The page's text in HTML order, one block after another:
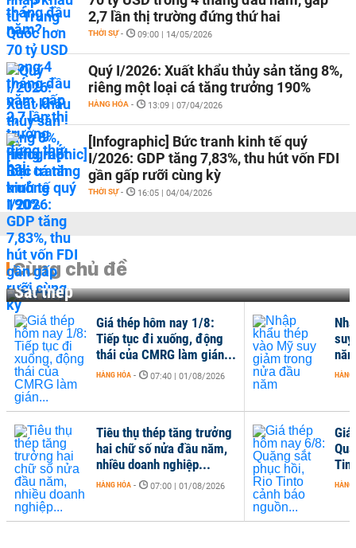
2,7 lần thị trường đứng thứ hai
THỜI SỰ - 09:00 | 14/05/2026
Quý I/2026: Xuất khẩu thủy sản tăng 8%,
riêng một loại cá tăng trưởng 190%
HÀNG HÓA - 13:09 | 07/04/2026
[Infographic] Bức tranh kinh tế quý
I/2026: GDP tăng 7,83%, thu hút vốn FDI
gần gấp rưỡi cùng kỳ
THỜI SỰ - 16:05 | 04/04/2026
Cùng chủ đề
Sắt thép
HÀNG
Giá thép hôm nay 1/8:
Tiếp tục đi xuống, động
thái của CMRG làm gián...
HÀNG HÓA - 07:40 | 01/08/2026
Tiêu thụ thép tăng trưởng
hai chữ số nửa đầu năm,
nhiều doanh nghiệp...
HÀNG HÓA - 07:00 | 01/08/2026
HÀNG